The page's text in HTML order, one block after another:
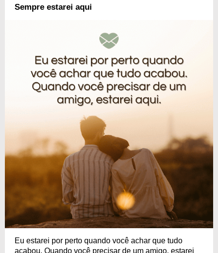
Sempre estarei aqui
Eu estarei por perto quando você achar que tudo
acabou. Quando você precisar de um amigo, estarei